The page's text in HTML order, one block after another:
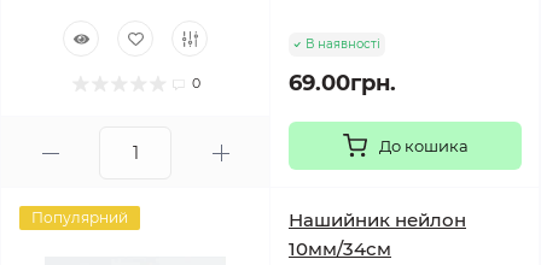
0
В наявності
69.00грн.
До кошика
Популярний
Нашийник нейлон
10мм/34см